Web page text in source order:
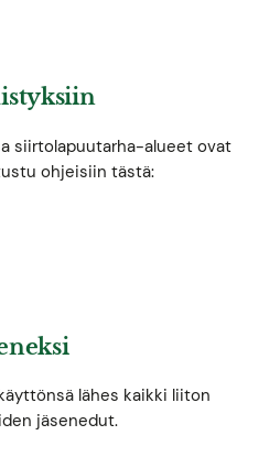
siirtolapuutarha-alueet ovat
ohjeisiin tästä:
lähes kaikki liiton
jäsenedut.